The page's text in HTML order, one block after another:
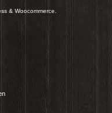
& Woocommerce.